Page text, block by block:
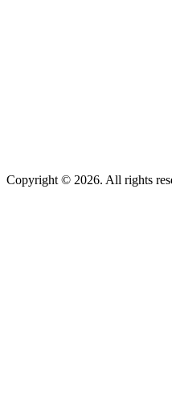
Copyright © 2026. All rights